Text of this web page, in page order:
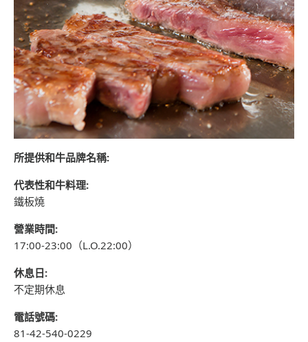
所提供和牛品牌名稱:
代表性和牛料理:
鐵板燒
營業時間:
17:00-23:00（L.O.22:00）
休息日:
不定期休息
電話號碼:
81-42-540-0229